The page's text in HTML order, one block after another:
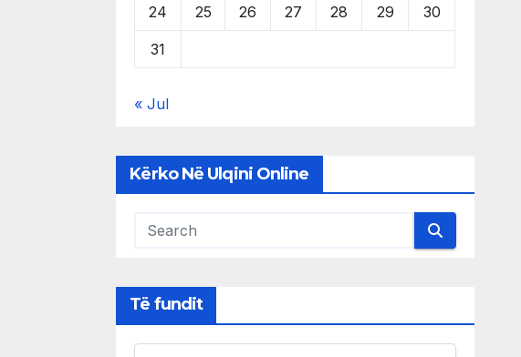
24 25 26 27 28 29 30
31
« Jul
Kërko Në Ulqini Online
Të fundit